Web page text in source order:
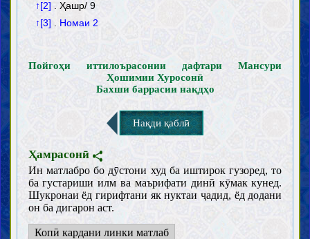
↑[2] . Ҳашр/ 9
↑[3] . Номаи 2
Пойгоҳи иттилоърасонии дафтари Мансури
Ҳошимии Хуросонӣ
Бахши баррасии нақдҳо
Нақди қаблӣ
Ҳамрасонӣ
Ин матлабро бо дӯстони худ ба иштирок гузоред, то
ба густариши илм ва маърифати динӣ кӯмак кунед.
Шукронаи ёд гирифтани як нуктаи ҷадид, ёд додани
он ба дигарон аст.
Копӣ кардани линки матлаб
Муқаддамот
Ақл
Илм